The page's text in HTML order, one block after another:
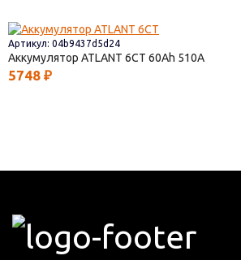
Артикул: 04b9437d5d24
Аккумулятор ATLANT 6СТ 60 510
5748 ₽